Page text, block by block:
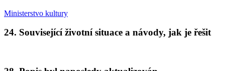
Ministerstvo kultury
24. Související životní situace a návody, jak je řešit